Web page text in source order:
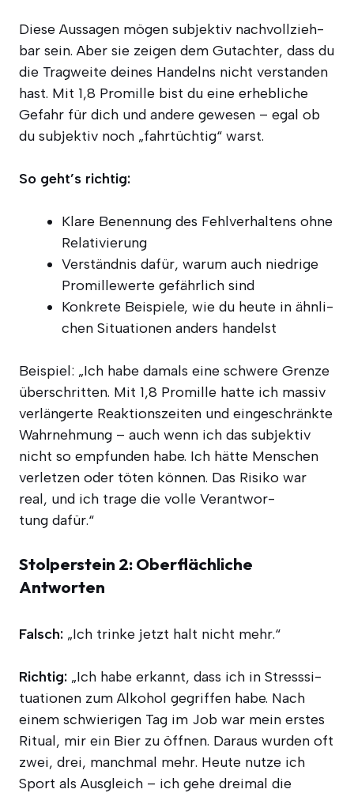
Die­se Aus­sa­gen mögen sub­jek­tiv nach­voll­zieh­
bar sein. Aber sie zei­gen dem Gut­ach­ter, dass du
die Trag­wei­te dei­nes Han­delns nicht ver­stan­den
hast. Mit 1,8 Pro­mil­le bist du eine erheb­li­che
Gefahr für dich und ande­re gewe­sen – egal ob
du sub­jek­tiv noch „fahr­tüch­tig“ warst.
So geht’s richtig:
Kla­re Benen­nung des Fehl­ver­hal­tens ohne
Relativierung
Ver­ständ­nis dafür, war­um auch nied­ri­ge
Pro­mil­le­wer­te gefähr­lich sind
Kon­kre­te Bei­spie­le, wie du heu­te in ähn­li­
chen Situa­tio­nen anders handelst
Bei­spiel: „Ich habe damals eine schwe­re Gren­ze
über­schrit­ten. Mit 1,8 Pro­mil­le hat­te ich mas­siv
ver­län­ger­te Reak­ti­ons­zei­ten und ein­ge­schränk­te
Wahr­neh­mung – auch wenn ich das sub­jek­tiv
nicht so emp­fun­den habe. Ich hät­te Men­schen
ver­let­zen oder töten kön­nen. Das Risi­ko war
real, und ich tra­ge die vol­le Ver­ant­wor­
tung dafür.“
Stolperstein 2: Oberflächliche
Antworten
Falsch: „Ich trin­ke jetzt halt nicht mehr.“
Rich­tig: „Ich habe erkannt, dass ich in Stress­si­
tua­tio­nen zum Alko­hol gegrif­fen habe. Nach
einem schwie­ri­gen Tag im Job war mein ers­tes
Ritu­al, mir ein Bier zu öff­nen. Dar­aus wur­den oft
zwei, drei, manch­mal mehr. Heu­te nut­ze ich
Sport als Aus­gleich – ich gehe drei­mal die